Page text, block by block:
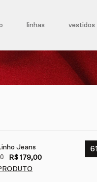
linhas vestidos
61
Jeans
R$ 179,00